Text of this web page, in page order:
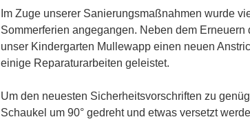
Im Zuge unserer Sanierungsmaßnahmen wurde
Sommerferien angegangen. Neben dem Erneuern
unser Kindergarten Mullewapp einen neuen
einige Reparaturarbeiten geleistet.
Um den neuesten Sicherheitsvorschriften zu
Schaukel um 90° gedreht und etwas versetzt